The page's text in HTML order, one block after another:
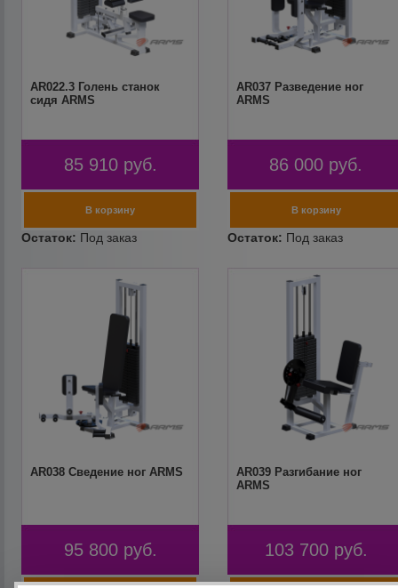
AR022.3 Голень станок
сидя ARMS
85 910 руб.
AR037 Разведение ног
ARMS
86 000 руб.
AR038 Сведение ног ARMS
95 800 руб.
AR039 Разгибание ног
ARMS
103 700 руб.